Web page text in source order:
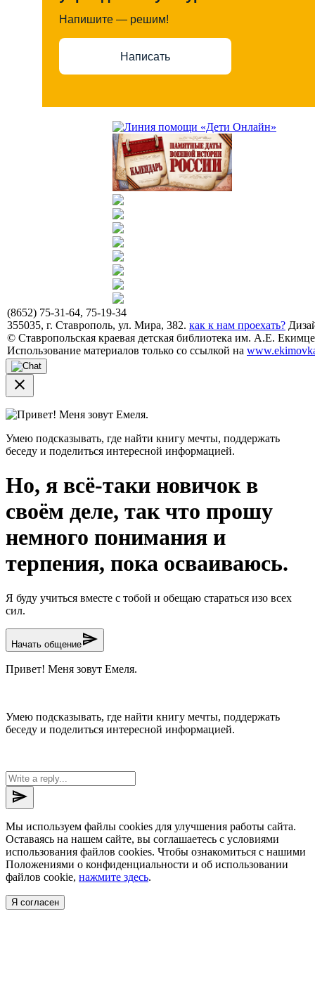
Напишите — решим!
Написать
(8652) 75-31-64, 75-19-34
355035, г. Ставрополь, ул. Мира, 382. как к нам проехать?
© Ставропольская краевая детская библиотека им. А.Е.
Использование материалов только со ссылкой на
close
Привет! Меня зовут Емеля.
Умею подсказывать, где найти книгу мечты, поддержать
беседу и поделиться интересной информацией.
Но, я всё-таки новичок в
своём деле, так что прошу
немного понимания и
терпения, пока осваиваюсь.
Я буду учиться вместе с тобой и обещаю стараться изо всех
сил.
Начать общениеsend
Привет! Меня зовут Емеля.
Умею подсказывать, где найти книгу мечты, поддержать
беседу и поделиться интересной информацией.
send
Мы используем файлы cookies для улучшения работы сайта.
Оставаясь на нашем сайте, вы соглашаетесь с условиями
использования файлов cookies. Чтобы ознакомиться с нашими
Положениями о конфиденциальности и об использовании
файлов cookie, нажмите здесь.
Я согласен